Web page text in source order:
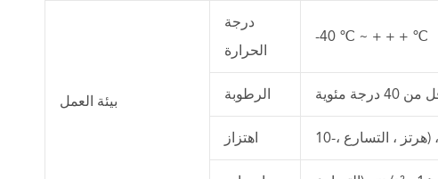
بيئة العمل
درجة
الحرارة
-40 ℃ ~ + + + ℃
الرطوبة من 40 درجة مئوية
اهتزاز